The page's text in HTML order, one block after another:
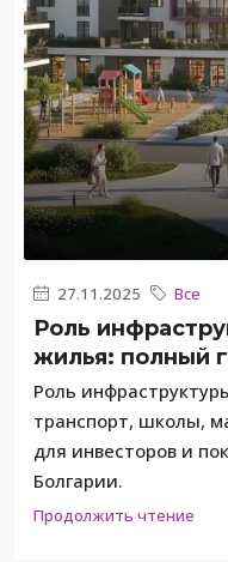
27.11.2025 Все
Роль
жилья: полный
Роль
транспорт, школы,
для инвесторов и
Болгарии.
Продолжить чтение